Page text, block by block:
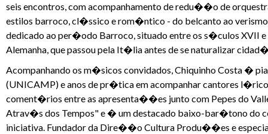
seis encontros, com acompanhamento de redu��o de
estilos barroco, cl�ssico e rom�ntico - do belcanto ao
dedicado ao per�odo Barroco, situado entre os s�culos XVII
Alemanha, que passou pela It�lia antes de se naturalizar
Acompanhando os m�sicos convidados, Chiquinho Costa �
(UNICAMP) e anos de pr�tica em acompanhar cantores
coment�rios entre as apresenta��es junto com Pepes do
Atrav�s dos Tempos" e � um destacado baixo-bar�tono do
iniciativa. Fundador da Dire��o Cultura Produ��es e